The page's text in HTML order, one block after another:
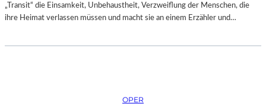
„Transit“ die Einsamkeit, Unbehaustheit, Verzweiflung der Menschen, die
ihre Heimat verlassen müssen und macht sie an einem Erzähler und…
OPER